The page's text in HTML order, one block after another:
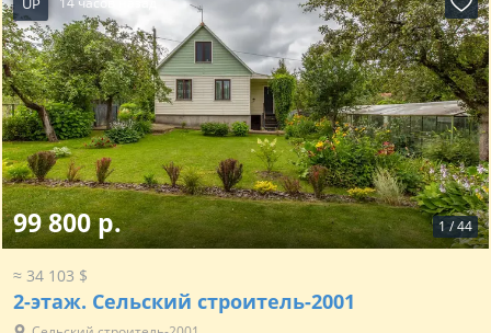
1 /44
99 800 р.
≈ 34 103 $
2-этаж. Сельский строитель-2001